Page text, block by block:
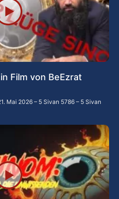
Film von BeEzrat
Mai 2026 – 5 Sivan 5786 – 5 Sivan